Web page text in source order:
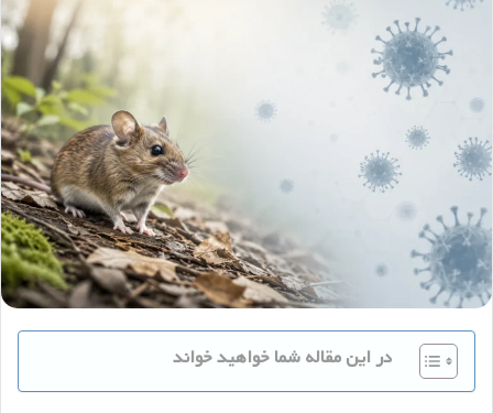
در این مقاله شما خواهید خواند